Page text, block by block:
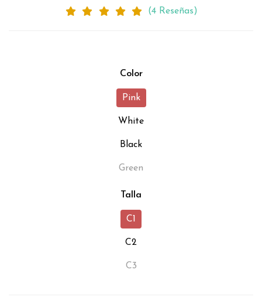
(4 Reseñas)
Color
Pink
White
Black
Green
Talla
C1
C2
C3